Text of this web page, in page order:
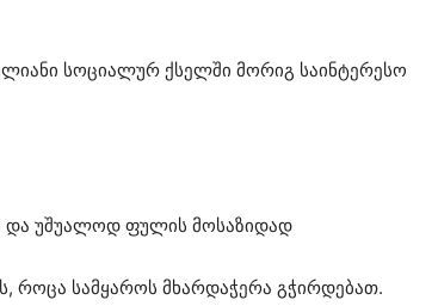
სოციალურ ქსელში მორიგ საინტერესო
და უშუალოდ ფულის მოსაზიდად
როცა სამყაროს მხარდაჭერა გჭირდებათ.